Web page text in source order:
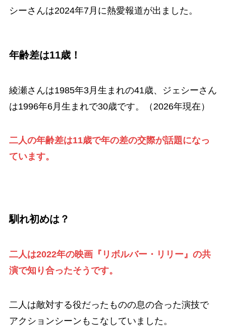
シーさんは2024年7月に熱愛報道が出ました。
年齢差は11歳！
綾瀬さんは1985年3月生まれの41歳、ジェシーさん
は1996年6月生まれで30歳です。（2026年現在）
二人の年齢差は11歳で年の差の交際が話題になっ
ています。
馴れ初めは？
二人は2022年の映画『リボルバー・リリー』の共
演で知り合ったそうです。
二人は敵対する役だったものの息の合った演技で
アクションシーンもこなしていました。